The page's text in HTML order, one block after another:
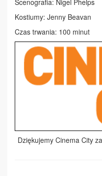
Kostiumy: Jenny Beavan
Czas trwania: 100 minut
Dziękujemy Cinema City